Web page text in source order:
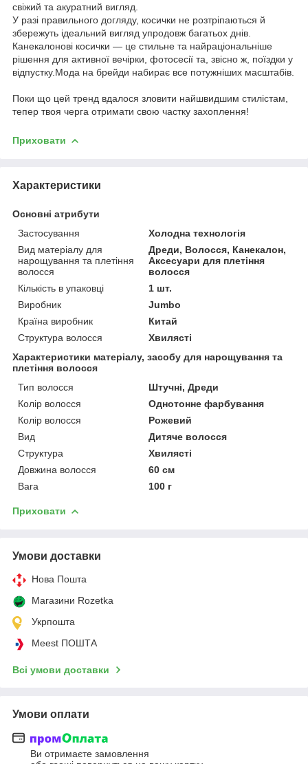
свіжий та акуратний вигляд.
У разі правильного догляду, косички не розтріпаються й
збережуть ідеальний вигляд упродовж багатьох днів.
Канекалонові косички — це стильне та найраціональніше
рішення для активної вечірки, фотосесії та, звісно ж, поїздки у
відпустку.Мода на брейди набирає все потужніших масштабів.
Поки що цей тренд вдалося зловити найшвидшим стилістам,
тепер твоя черга отримати свою частку захоплення!
Приховати
Характеристики
Основні атрибути
Застосування
Холодна технологія
Вид матеріалу для
нарощування та плетіння
волосся
Дреди, Волосся, Канекалон,
Аксесуари для плетіння
волосся
Кількість в упаковці
1 шт.
Виробник
Jumbo
Країна виробник
Китай
Структура волосся
Хвилясті
Характеристики матеріалу, засобу для нарощування та
плетіння волосся
Тип волосся
Штучні, Дреди
Колір волосся
Однотонне фарбування
Колір волосся
Рожевий
Вид
Дитяче волосся
Структура
Хвилясті
Довжина волосся
60 см
Вага
100 г
Приховати
Умови доставки
Нова Пошта
Магазини Rozetka
Укрпошта
Meest ПОШТА
Всі умови доставки
Умови оплати
Ви отримаєте замовлення